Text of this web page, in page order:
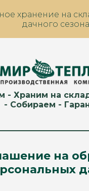
хранение на
дачного сезона
- Храним на
- Собираем -
на